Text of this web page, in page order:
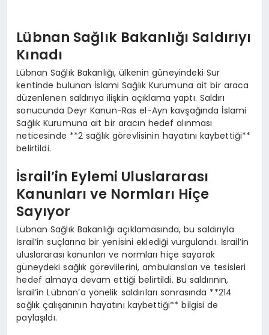
Lübnan Sağlık Bakanlığı Saldırıyı
Kınadı
Lübnan Sağlık Bakanlığı, ülkenin güneyindeki Sur
kentinde bulunan İslami Sağlık Kurumuna ait bir araca
düzenlenen saldırıya ilişkin açıklama yaptı. Saldırı
sonucunda Deyr Kanun-Ras el-Ayn kavşağında İslami
Sağlık Kurumuna ait bir aracın hedef alınması
neticesinde **2 sağlık görevlisinin hayatını kaybettiği**
belirtildi.
İsrail’in Eylemi Uluslararası
Kanunları ve Normları Hiçe
Sayıyor
Lübnan Sağlık Bakanlığı açıklamasında, bu saldırıyla
İsrail’in suçlarına bir yenisini eklediği vurgulandı. İsrail’in
uluslararası kanunları ve normları hiçe sayarak
güneydeki sağlık görevlilerini, ambulansları ve tesisleri
hedef almaya devam ettiği belirtildi. Bu saldırının,
İsrail’in Lübnan’a yönelik saldırıları sonrasında **214
sağlık çalışanının hayatını kaybettiği** bilgisi de
paylaşıldı.